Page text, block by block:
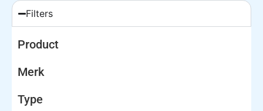
Filters
Product
Merk
Type